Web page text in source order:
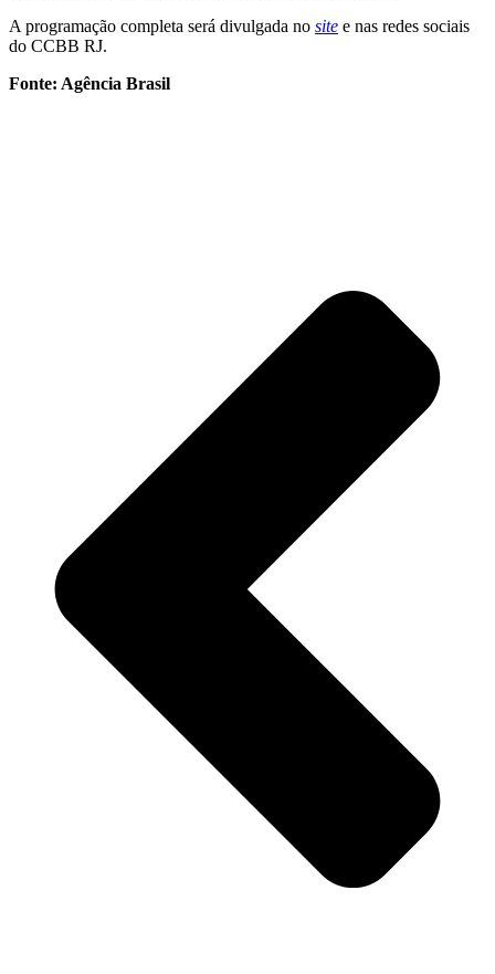
A programação completa será divulgada no site e nas redes sociais
do CCBB RJ.
Fonte: Agência Brasil